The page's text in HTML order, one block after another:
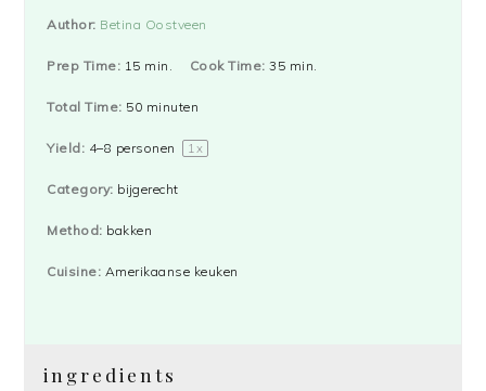
Author: Betina Oostveen
Prep Time: 15 min. Cook Time: 35 min.
Total Time: 50 minuten
Yield: 4–8 personen 1x
Category: bijgerecht
Method: bakken
Cuisine: Amerikaanse keuken
ingredients